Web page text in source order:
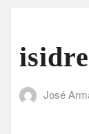
José